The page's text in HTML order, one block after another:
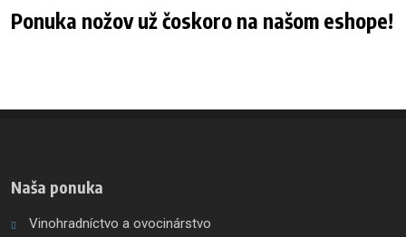
Ponuka nožov už čoskoro na našom eshope!
Naša ponuka
Vinohradníctvo a ovocinárstvo